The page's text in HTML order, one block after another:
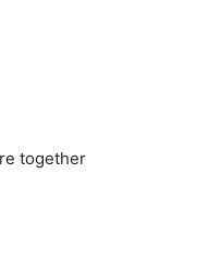
together